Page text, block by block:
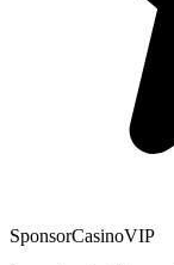
SponsorCasinoVIP